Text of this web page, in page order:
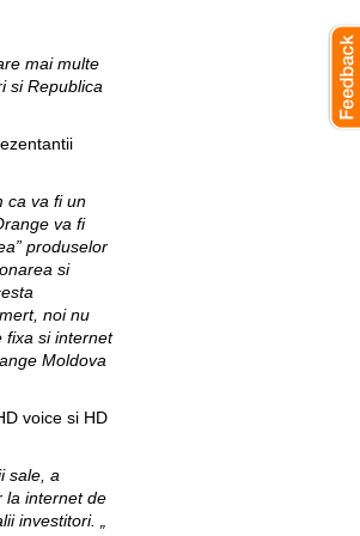
mai multe
si Republica
ca va fi un
va fi
produselor
si
noi nu
fixa si internet
Moldova
voice si HD
sale, a
la internet de
investitori. „